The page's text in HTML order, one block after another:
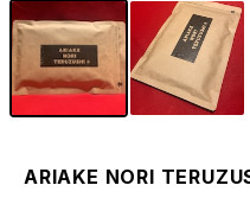
ARIAKE NORI